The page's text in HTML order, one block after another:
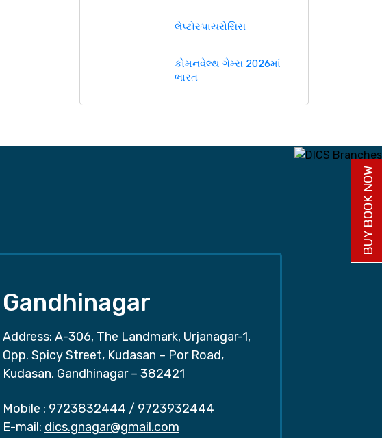
લેપ્ટોસ્પાયરોસિસ
કોમનવેલ્થ ગેમ્સ 2026માં
ભારત
Gandhinagar
Address: A-306, The Landmark, Urjanagar-1,
Opp. Spicy Street, Kudasan – Por Road,
Kudasan, Gandhinagar – 382421
Mobile : 9723832444 / 9723932444
E-mail: dics.gnagar@gmail.com
BUY BOOK NOW